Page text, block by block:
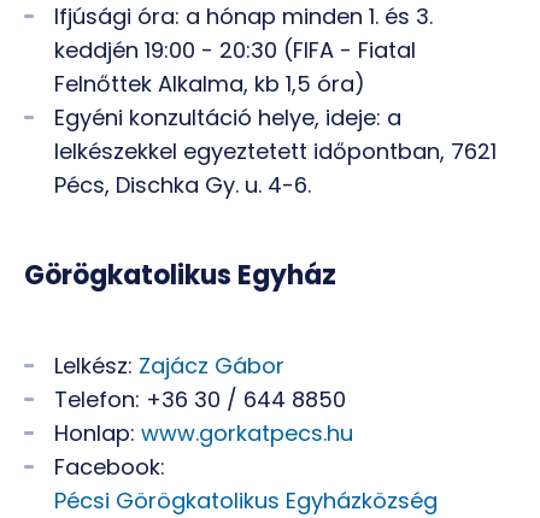
Ifjúsági óra: a hónap minden 1. és 3.
keddjén 19:00 - 20:30 (FIFA - Fiatal
Felnőttek Alkalma, kb 1,5 óra)
Egyéni konzultáció helye, ideje: a
lelkészekkel egyeztetett időpontban, 7621
Pécs, Dischka Gy. u. 4-6.
Görögkatolikus Egyház
Lelkész: Zajácz Gábor
Telefon: +36 30 / 644 8850
Honlap: www.gorkatpecs.hu
Facebook:
Pécsi Görögkatolikus Egyházközség